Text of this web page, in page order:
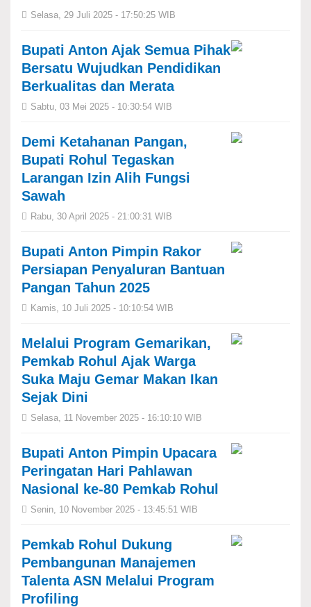
Selasa, 29 Juli 2025 - 17:50:25 WIB
Bupati Anton Ajak Semua Pihak
Bersatu Wujudkan Pendidikan
Berkualitas dan Merata
Sabtu, 03 Mei 2025 - 10:30:54 WIB
Demi Ketahanan Pangan,
Bupati Rohul Tegaskan
Larangan Izin Alih Fungsi
Sawah
Rabu, 30 April 2025 - 21:00:31 WIB
Bupati Anton Pimpin Rakor
Persiapan Penyaluran Bantuan
Pangan Tahun 2025
Kamis, 10 Juli 2025 - 10:10:54 WIB
Melalui Program Gemarikan,
Pemkab Rohul Ajak Warga
Suka Maju Gemar Makan Ikan
Sejak Dini
Selasa, 11 November 2025 - 16:10:10 WIB
Bupati Anton Pimpin Upacara
Peringatan Hari Pahlawan
Nasional ke-80 Pemkab Rohul
Senin, 10 November 2025 - 13:45:51 WIB
Pemkab Rohul Dukung
Pembangunan Manajemen
Talenta ASN Melalui Program
Profiling